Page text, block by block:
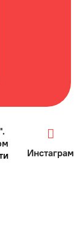
Инстаграм